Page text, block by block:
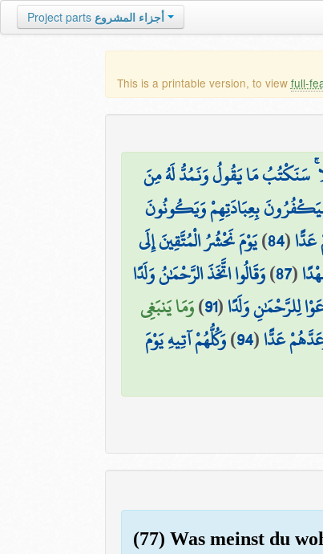
Project parts أجزاء المشروع
This is a printable version, to view full-
سَنَكْتُبُ مَا يَقُولُ وَنَمُدُّ لَهُ مِنَ
بِعِبَادَتِهِمْ وَيَكُونُونَ
(
84
)يَوْمَ نَحْشُرُ الْمُتَّقِينَ إِلَى
(
87
)وَقَالُوا اتَّخَذَ الرَّحْمَٰنُ وَلَدًا
لِلرَّحْمَٰنِ وَلَدًا(
91
)وَمَا يَنبَغِي
عَدًّا(
94
)وَكُلُّهُمْ آتِيهِ يَوْمَ
(77) Was meinst du